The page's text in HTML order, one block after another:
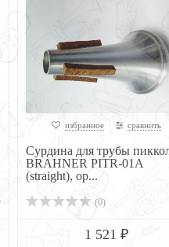
избранное сравнить
Сурдина для трубы
BRAHNER PITR-01A
(straight), ор...
(0)
1 521 ₽